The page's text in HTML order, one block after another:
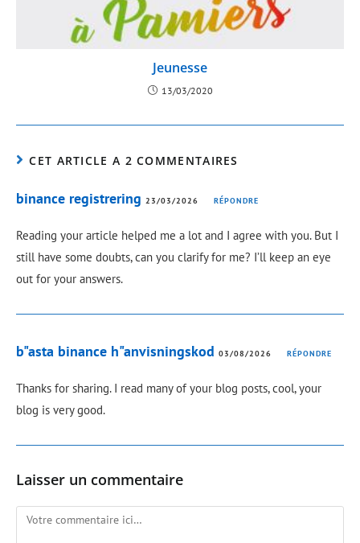
Jeunesse
13/03/2020
CET ARTICLE A 2 COMMENTAIRES
binance registrering 23/03/2026 RÉPONDRE
Reading your article helped me a lot and I agree with you. But I
still have some doubts, can you clarify for me? I’ll keep an eye
out for your answers.
b"asta binance h"anvisningskod 03/08/2026 RÉPONDRE
Thanks for sharing. I read many of your blog posts, cool, your
blog is very good.
Laisser un commentaire